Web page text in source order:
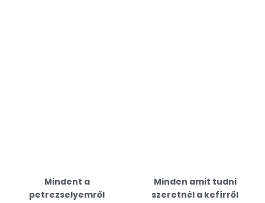
Mindent a
petrezselyemről
Minden amit tudni
szeretnél a kefírről